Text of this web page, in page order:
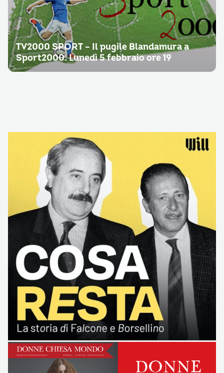
TV2000 SPORT – Il pugile Blandamura a
Sport2000. Lunedì 5 febbraio ore 19